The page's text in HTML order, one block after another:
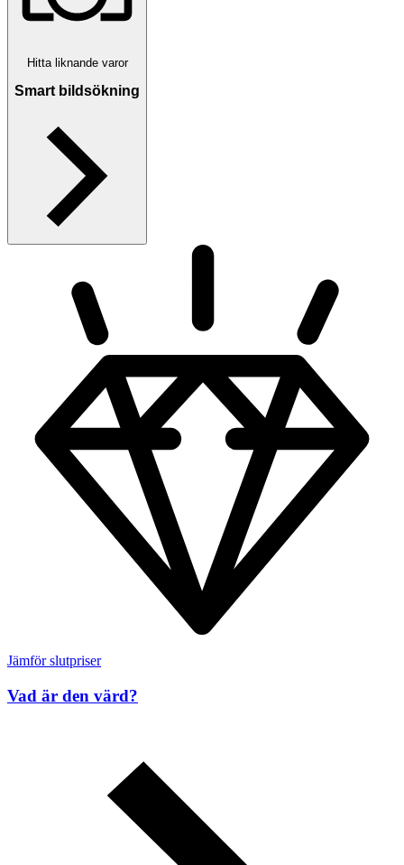
Hitta liknande varor
Smart bildsökning
Jämför slutpriser
Vad är den värd?